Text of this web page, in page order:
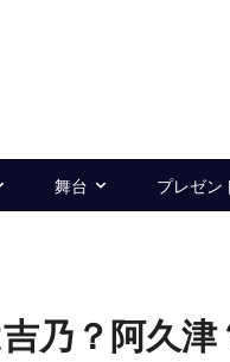
舞台 プレゼン
乃？阿久